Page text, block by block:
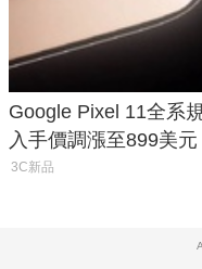
Google Pixel 11全系
入手價調漲至899美元
3C新品